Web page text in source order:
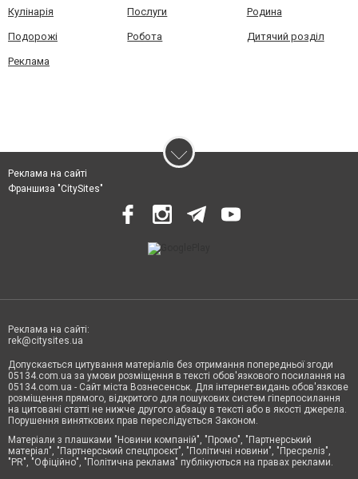
Кулінарія Послуги Родина
Подорожі Робота Дитячий розділ
Реклама
Реклама на сайті
Франшиза "CitySites"
Реклама на сайті:
rek@citysites.ua
Допускається цитування матеріалів без отримання попередньої згоди
05134.com.ua за умови розміщення в тексті обов'язкового посилання на
05134.com.ua - Сайт міста Вознесенськ. Для інтернет-видань обов'язкове
розміщення прямого, відкритого для пошукових систем гіперпосилання
на цитовані статті не нижче другого абзацу в тексті або в якості джерела.
Порушення виняткових прав переслідується Законом.
Матеріали з плашками "Новини компаній", "Промо", "Партнерський
матеріал", "Партнерський спецпроєкт", "Політичні новини", "Пресреліз",
"PR", "Офіційно", "Політична реклама" публікуються на правах реклами.